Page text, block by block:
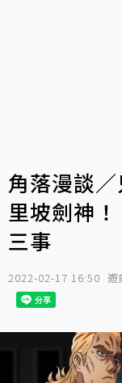
角落漫談
里坡劍神
三事
2022-02-17 16:50 遊